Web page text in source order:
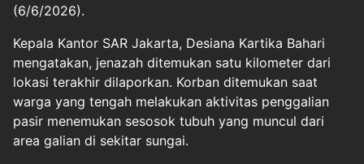
(6/6/2026).
Kepala Kantor SAR Jakarta, Desiana Kartika Bahari
mengatakan, jenazah ditemukan satu kilometer dari
lokasi terakhir dilaporkan. Korban ditemukan saat
warga yang tengah melakukan aktivitas penggalian
pasir menemukan sesosok tubuh yang muncul dari
area galian di sekitar sungai.